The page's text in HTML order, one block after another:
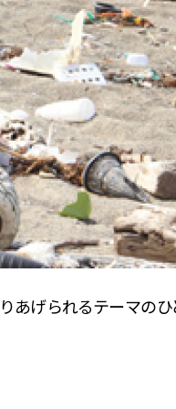
りあげられるテーマの